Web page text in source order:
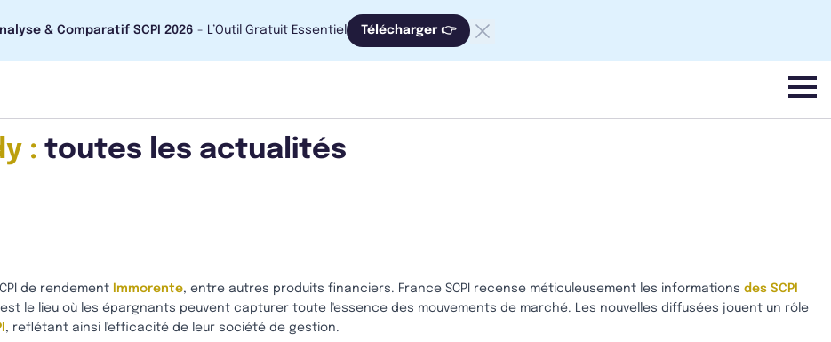
& Comparatif SCPI 2026 - L’Outil Gratuit Essentiel Télécharger 👉
menu
: toutes les actualités
de rendement Immorente, entre autres produits financiers. France SCPI recense méticuleusement les informations des SCPI
est le lieu où les épargnants peuvent capturer toute l'essence des mouvements de marché. Les nouvelles diffusées jouent un rôle
, reflétant ainsi l'efficacité de leur société de gestion.